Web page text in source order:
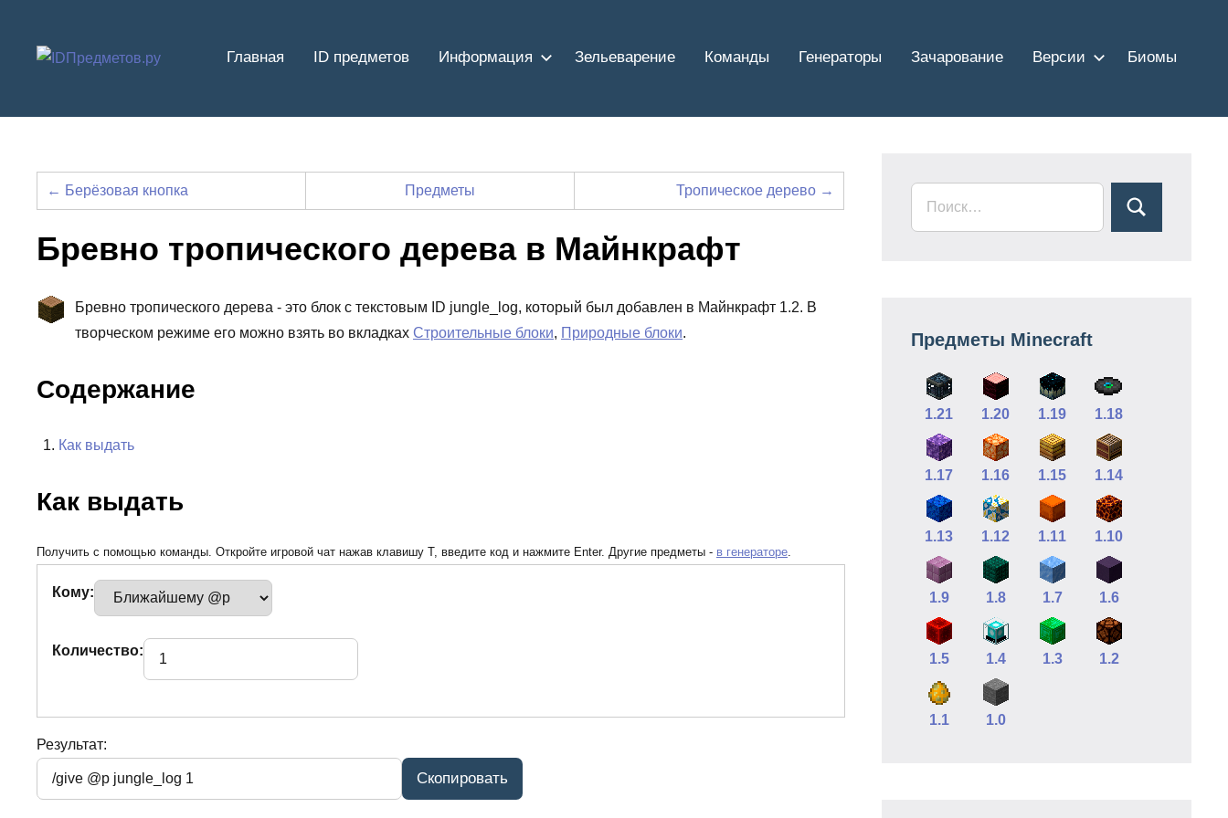
содержимому
Главная ID предметов Информация Зельеварение Команды Генераторы Зачарование Версии Биомы
← Берёзовая кнопка Предметы Тропическое дерево →
Бревно тропического дерева в Майнкрафт
Бревно тропического дерева - это блок с текстовым ID jungle_log, который был добавлен в Майнкрафт 1.2. В
творческом режиме его можно взять во вкладках Строительные блоки, Природные блоки.
Содержание
Как выдать
Как выдать
Получить с помощью команды. Откройте игровой чат нажав клавишу T, введите код и нажмите Enter. Другие предметы - в генераторе
Кому:
Количество:
Результат:
Предметы Minecraft
1.21 1.20 1.19 1.18
1.17 1.16 1.15 1.14
1.13 1.12 1.11 1.10
1.9 1.8 1.7 1.6
1.5 1.4 1.3 1.2
1.1 1.0